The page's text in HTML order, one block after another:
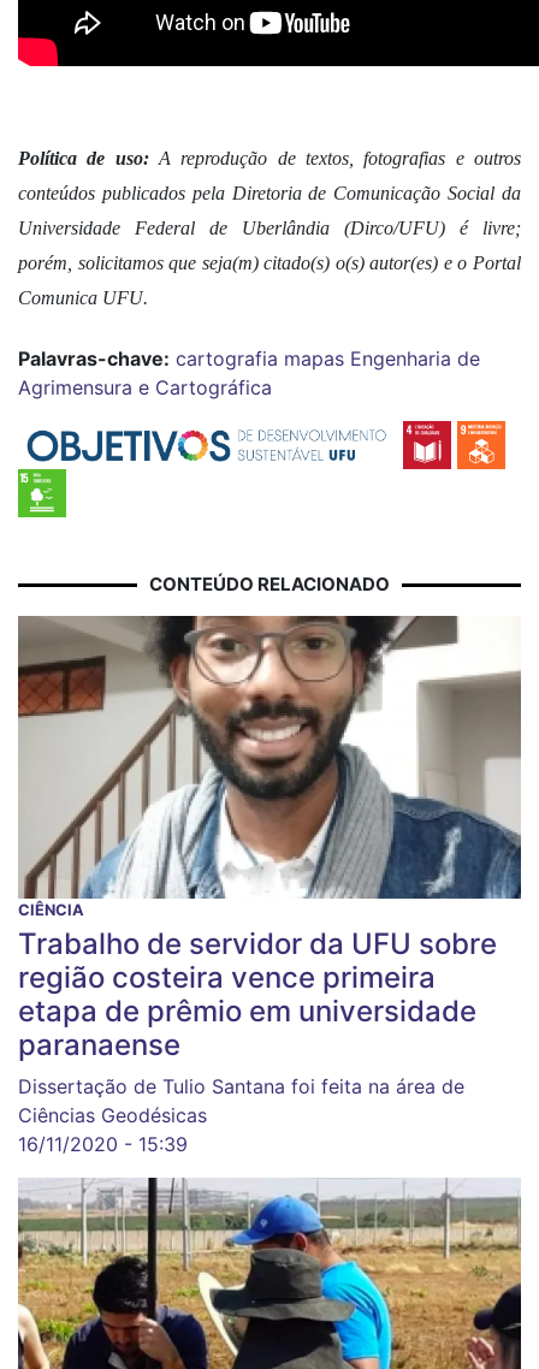
Política de uso: A reprodução de textos, fotografias e outros
conteúdos publicados pela Diretoria de Comunicação Social da
Universidade Federal de Uberlândia (Dirco/UFU) é livre;
porém, solicitamos que seja(m) citado(s) o(s) autor(es) e o Portal
Comunica UFU.
Palavras-chave: cartografia mapas Engenharia de
Agrimensura e Cartográfica
CONTEÚDO RELACIONADO
CIÊNCIA
Trabalho de servidor da UFU sobre
região costeira vence primeira
etapa de prêmio em universidade
paranaense
Dissertação de Tulio Santana foi feita na área de
Ciências Geodésicas
16/11/2020 - 15:39